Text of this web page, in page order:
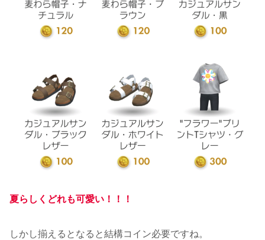
夏らしくどれも可愛い！！！
しかし揃えるとなると結構コイン必要ですね。